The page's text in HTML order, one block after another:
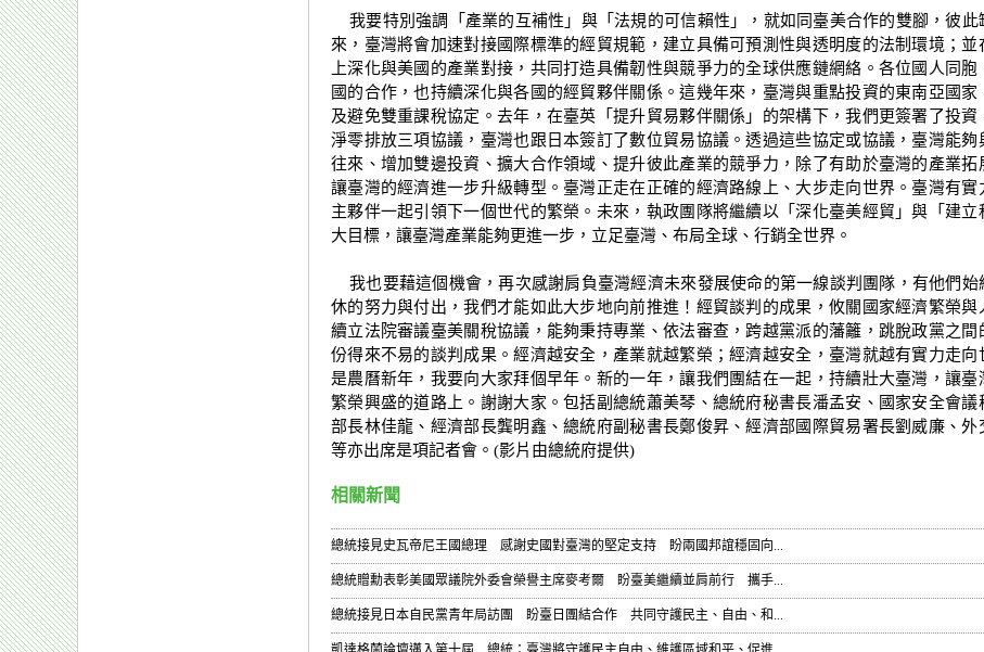
我要特別強調「產業的互補性」與「法規的可信賴性」，就如同臺美合作的雙腳，彼此
來，臺灣將會加速對接國際標準的經貿規範，建立具備可預測性與透明度的法制環境；
上深化與美國的產業對接，共同打造具備韌性與競爭力的全球供應鏈網絡。各位國人同
國的合作，也持續深化與各國的經貿夥伴關係。這幾年來，臺灣與重點投資的東南亞國家
及避免雙重課稅協定。去年，在臺英「提升貿易夥伴關係」的架構下，我們更簽署了投
淨零排放三項協議，臺灣也跟日本簽訂了數位貿易協議。透過這些協定或協議，臺灣能夠
往來、增加雙邊投資、擴大合作領域、提升彼此產業的競爭力，除了有助於臺灣的產業
讓臺灣的經濟進一步升級轉型。臺灣正走在正確的經濟路線上、大步走向世界。臺灣有實
主夥伴一起引領下一個世代的繁榮。未來，執政團隊將繼續以「深化臺美經貿」與「建立
大目標，讓臺灣產業能夠更進一步，立足臺灣、布局全球、行銷全世界。
我也要藉這個機會，再次感謝肩負臺灣經濟未來發展使命的第一線談判團隊，有他們始
休的努力與付出，我們才能如此大步地向前推進！經貿談判的成果，攸關國家經濟繁榮與
續立法院審議臺美關稅協議，能夠秉持專業、依法審查，跨越黨派的藩籬，跳脫政黨之
份得來不易的談判成果。經濟越安全，產業就越繁榮；經濟越安全，臺灣就越有實力走
是農曆新年，我要向大家拜個早年。新的一年，讓我們團結在一起，持續壯大臺灣，讓臺
繁榮興盛的道路上。謝謝大家。包括副總統蕭美琴、總統府秘書長潘孟安、國家安全會議
部長林佳龍、經濟部長龔明鑫、總統府副秘書長鄭俊昇、經濟部國際貿易署長劉威廉、外
等亦出席是項記者會。(影片由總統府提供)
相關新聞
總統接見史瓦帝尼王國總理 感謝史國對臺灣的堅定支持 盼兩國邦誼穩固向...
總統贈勳表彰美國眾議院外委會榮譽主席麥考爾 盼臺美繼續並肩前行 攜手...
總統接見日本自民黨青年局訪團 盼臺日團結合作 共同守護民主、自由、和...